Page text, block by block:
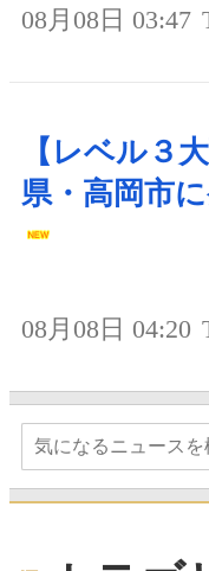
08月08日 03:47
【レベル３
県・高岡市
08月08日 04:20